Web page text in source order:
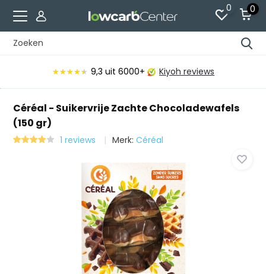
0 0
Voor 15:00 besteld, vandaag verzonden*
Céréal - Suikervrije Zachte Chocoladewafels
(150 gr)
1 reviews Merk:Céréal